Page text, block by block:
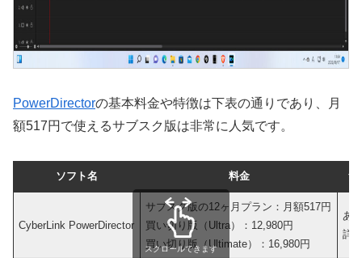
PowerDirectorの基本料金や特徴は下表の通りであり、月
額517円で使えるサブスク版は非常に人気です。
ソフト名 料金 無
CyberLink PowerDirector
サブスク版の12ヶ月プラン：月額517円
買い切り版（Ultra）：12,980円
買い切り版（Ultimate）：16,980円
あ
詳
スクロールできます